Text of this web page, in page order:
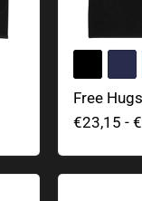
Free
€23,15 -